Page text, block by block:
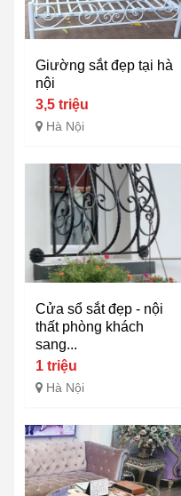
Giường sắt đẹp tại hà
nội
3,5 triệu
Hà Nội
Cửa sổ sắt đẹp - nội
thất phòng khách
sang...
1 triệu
Hà Nội